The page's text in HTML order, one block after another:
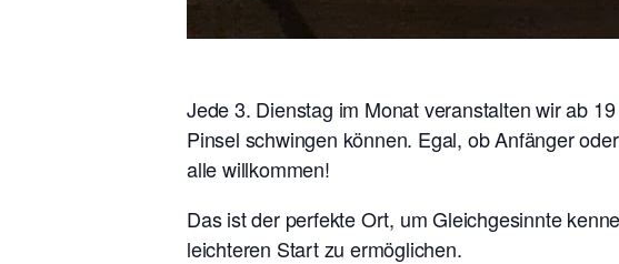
Jede 3. Dienstag im Monat veranstalten wir ab
Pinsel schwingen können. Egal, ob Anfänger
alle willkommen!
Das ist der perfekte Ort, um Gleichgesinnte
leichteren Start zu ermöglichen.